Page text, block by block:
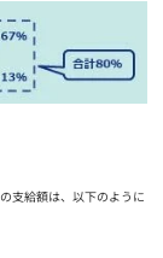
支給額は、以下のように